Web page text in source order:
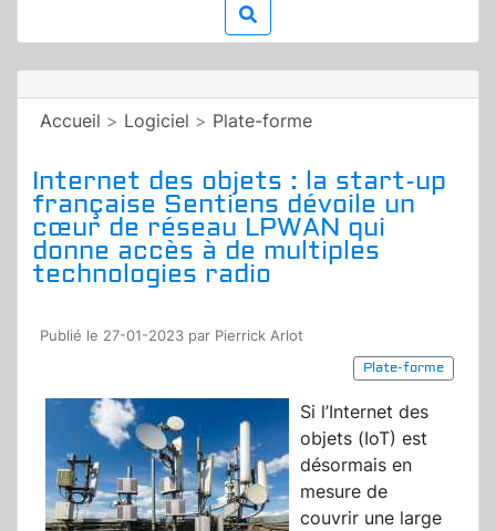
Accueil > Logiciel > Plate-forme
Internet des objets : la start-up
française Sentiens dévoile un
cœur de réseau LPWAN qui
donne accès à de multiples
technologies radio
Publié le 27-01-2023 par Pierrick Arlot
Plate-forme
Si l’Internet des
objets (IoT) est
désormais en
mesure de
couvrir une large